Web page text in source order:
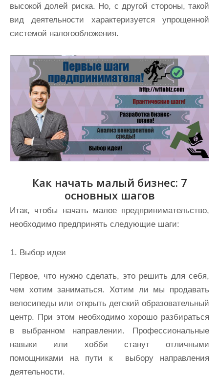
высокой долей риска. Но, с другой стороны, такой
вид деятельности характеризуется упрощенной
системой налогообложения.
Как начать малый бизнес: 7
основных шагов
Итак, чтобы начать малое предпринимательство,
необходимо предпринять следующие шаги:
Выбор идеи
Первое, что нужно сделать, это решить для себя,
чем хотим заниматься. Хотим ли мы продавать
велосипеды или открыть детский образовательный
центр. При этом необходимо хорошо разбираться
в выбранном направлении. Профессиональные
навыки или хобби станут отличными
помощниками на пути к выбору направления
деятельности.